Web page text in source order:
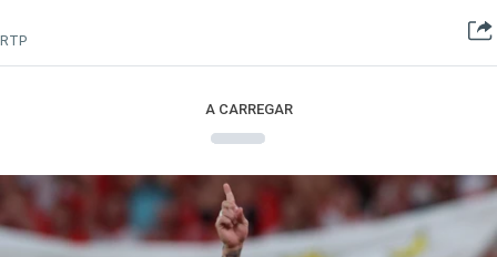
RTP
A CARREGAR